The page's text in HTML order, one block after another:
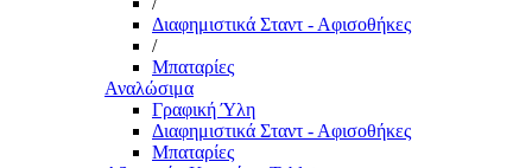
Διαφημιστικά Σταντ - Αφισοθήκες
/
Μπαταρίες
Αναλώσιμα
Γραφική Ύλη
Διαφημιστικά Σταντ - Αφισοθήκες
Μπαταρίες